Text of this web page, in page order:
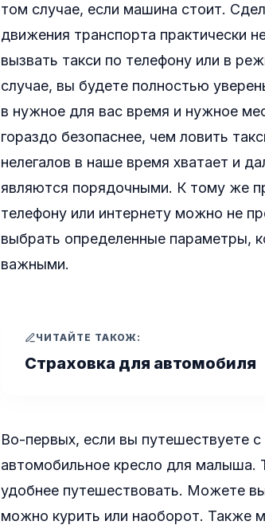
том случае, если машина стоит.
движения транспорта практически
вызвать такси по телефону или в
случае, вы будете полностью
в нужное для вас время и нужное
гораздо безопаснее, чем ловить
нелегалов в наше время хватает и
являются порядочными. К тому же
телефону или интернету можно не
выбрать определенные параметры,
важными.
ЧИТАЙТЕ ТАКОЖ:
Страховка для автомобиля
Во-первых, если вы путешествуете
автомобильное кресло для малыша.
удобнее путешествовать. Можете
можно курить или наоборот. Также